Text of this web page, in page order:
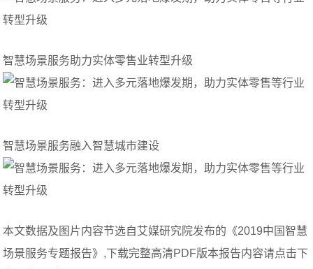
智慧场景服务助力实体零售业转型升级
智慧场景服务融入智慧城市建设
本文数据及图片内容节选自艾媒研究院发布的《2019中国智慧
场景服务专题报告》,下载完整高清PDF版本报告内容请点击下